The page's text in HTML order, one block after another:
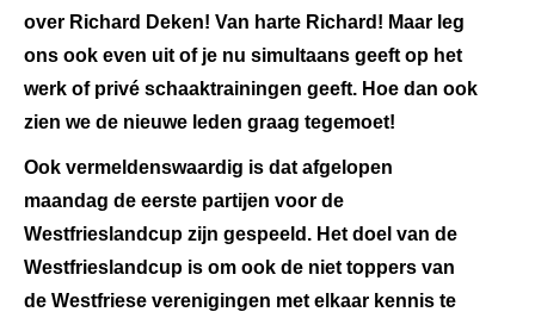
over Richard Deken! Van harte Richard! Maar leg
ons ook even uit of je nu simultaans geeft op het
werk of privé schaaktrainingen geeft. Hoe dan ook
zien we de nieuwe leden graag tegemoet!
Ook vermeldenswaardig is dat afgelopen
maandag de eerste partijen voor de
Westfrieslandcup zijn gespeeld. Het doel van de
Westfrieslandcup is om ook de niet toppers van
de Westfriese verenigingen met elkaar kennis te